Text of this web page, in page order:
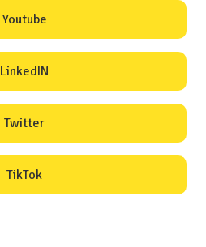
Youtube
LinkedIN
Twitter
TikTok